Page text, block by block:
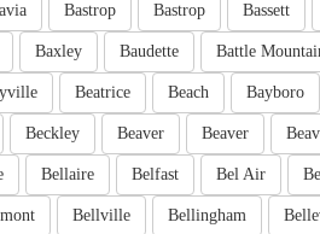
Bassett
Bastrop
Bastrop
Battle
Baudette
Baxley
Bayboro
Beach
Beatrice
Beaver
Beaver
Beckley
Bel Air
Belfast
Bellaire
Bellingham
Bellville